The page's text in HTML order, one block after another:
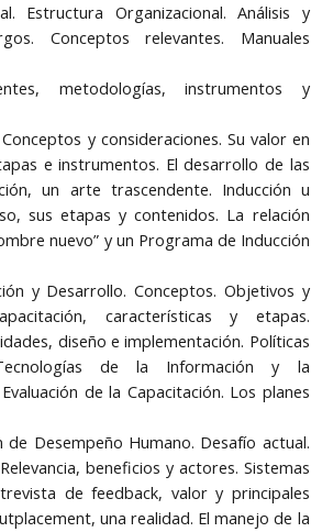
Estructura Organizacional. Análisis y
Conceptos relevantes. Manuales
metodologías, instrumentos y
Conceptos y consideraciones. Su valor en
e instrumentos. El desarrollo de las
un arte trascendente. Inducción u
sus etapas y contenidos. La relación
nuevo” y un Programa de Inducción
y Desarrollo. Conceptos. Objetivos y
características y etapas.
diseño e implementación. Políticas
de la Información y la
de la Capacitación. Los planes
de Desempeño Humano. Desafío actual.
beneficios y actores. Sistemas
de feedback, valor y principales
una realidad. El manejo de la